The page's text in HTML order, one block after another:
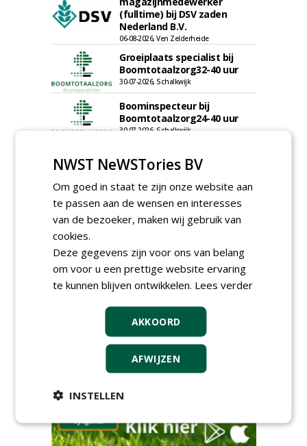
(fulltime) bij DSV zaden
Nederland B.V.
06-08-2026, Ven Zelderheide
Groeiplaats specialist bij
Boomtotaalzorg32-40 uur
30-07-2026, Schalkwijk
Boominspecteur bij
Boomtotaalzorg24-40 uur
30-07-2026, Schalkwijk
meer Groene Banen
GREEN OUTLET
Iedereen kan gratis kleine advertenties
plaatsen via zijn eigen account.
Plaats een gratis advertentie
NWST NeWSTories BV
Om goed in staat te zijn onze website aan
te passen aan de wensen en interesses
van de bezoeker, maken wij gebruik van
cookies.
Deze gegevens zijn voor ons van belang
om voor u een prettige website ervaring
te kunnen blijven ontwikkelen. Lees verder
AKKOORD
AFWIJZEN
INSTELLEN